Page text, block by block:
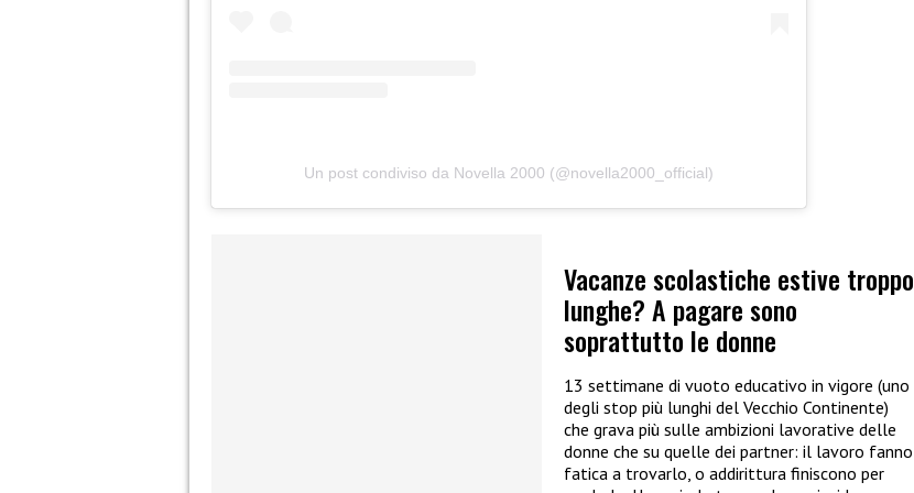
Un post condiviso da Novella 2000 (@novella2000_official)
Vacanze scolastiche estive troppo
lunghe? A pagare sono
soprattutto le donne
13 settimane di vuoto educativo in vigore (uno
degli stop più lunghi del Vecchio Continente)
che grava più sulle ambizioni lavorative delle
donne che su quelle dei partner: il lavoro fanno
fatica a trovarlo, o addirittura finiscono per